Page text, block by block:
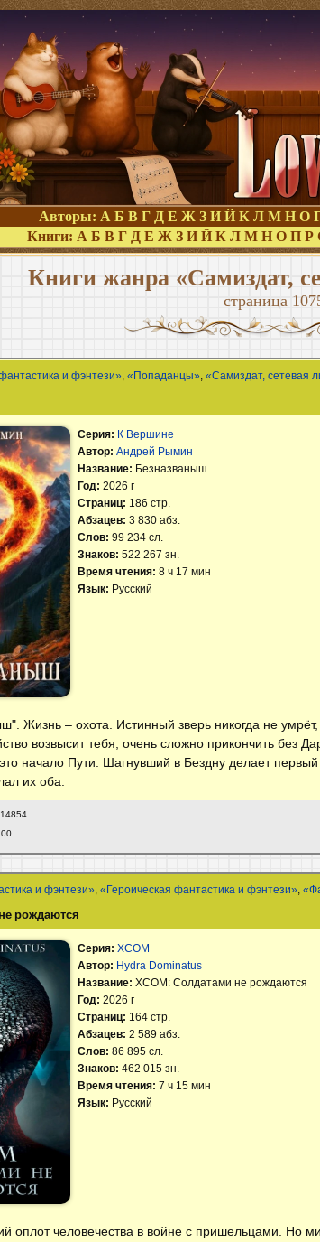
Авторы: А Б В Г Д Е Ж З И Й К Л М Н О
Книги: А Б В Г Д Е Ж З И Й К Л М Н О П Р
Книги жанра «Самиздат,
страница
и фэнтези»,«Попаданцы»,«Самиздат, сетевая
Серия: К Вершине
Автор:Андрей Рымин
Название: Безназваныш
Год:2026 г
Страниц: 186 стр.
Абзацев:3 830 абз.
Слов:99 234 сл.
Знаков:522 267 зн.
Время чтения:8 ч 17 мин
Язык: Русский
Жизнь – охота. Истинный зверь никогда не
возвысит тебя, очень сложно прикончить без
начало Пути. Шагнувший в Бездну делает
их оба.
и фэнтези» ,«Героическая фантастика и фэнтези» ,
рождаются
Серия:XCOM
Автор: Hydra Dominatus
Название:XCOM: Солдатами не рождаются
Год:2026 г
Страниц: 164 стр.
Абзацев:2 589 абз.
Слов:86 895 сл.
Знаков:462 015 зн.
Время чтения:7 ч 15 мин
Язык: Русский
человечества в войне с пришельцами. Но